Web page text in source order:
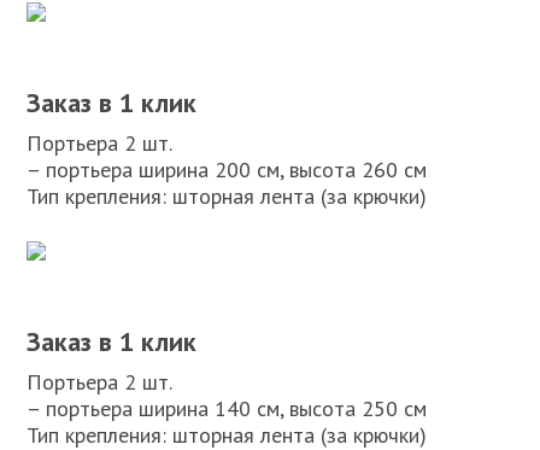
Заказ в 1 клик
Портьера 2 шт.
– портьера ширина 200 см, высота 260 см
Тип крепления: шторная лента (за крючки)
Заказ в 1 клик
Портьера 2 шт.
– портьера ширина 140 см, высота 250 см
Тип крепления: шторная лента (за крючки)